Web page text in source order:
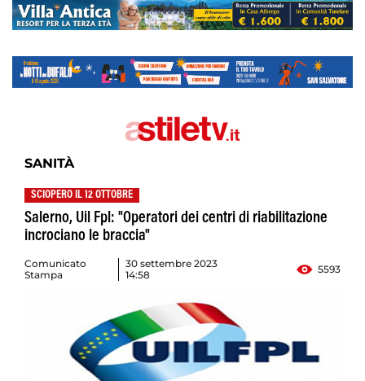
SANITÀ
SCIOPERO IL 12 OTTOBRE
Salerno, Uil Fpl: "Operatori dei centri di riabilitazione
incrociano le braccia"
Comunicato
Stampa
30 settembre 2023
14:58
5593